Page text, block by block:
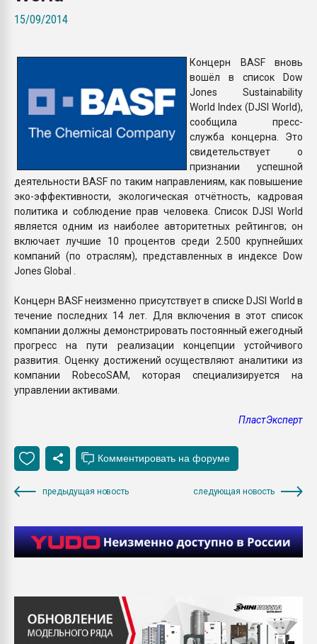
ПЕРЕЙТИ НА
15/09/2014
Концерн BASF вновь
вошёл в список Dow
Jones Sustainability
World Index (DJSI World),
сообщила пресс-
служба концерна. Это
свидетельствует о
признании успешной
деятельности BASF по таким направлениям, как повышение
эко-эффективности, экологическая отчётность, кадровая
политика и соблюдение прав человека. Список DJSI World
является одним из наиболее авторитетных рейтингов; он
включает лучшие 10 процентов среди 2.500 крупнейших
компаний (по отраслям), представленных в индексе Dow
Jones Global .
Концерн BASF неизменно присутствует в списке DJSI World в
течение последних 14 лет. Для включения в этот список
компании должны демонстрировать постоянный ежегодный
прогресс на пути реализации концепции устойчивого
развития. Оценку достижений осуществляют аналитики из
компании RobecoSAM, которая специализируется на
управлении активами.
ПластЭксперт
предыдущая новость следующая новость